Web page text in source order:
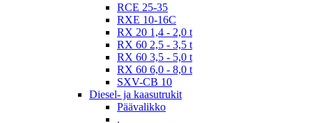
RCE 25-35
RXE 10-16C
RX 20 1,4 - 2,0 t
RX 60 2,5 - 3,5 t
RX 60 3,5 - 5,0 t
RX 60 6,0 - 8,0 t
SXV-CB 10
Diesel- ja kaasutrukit
Päävalikko
.